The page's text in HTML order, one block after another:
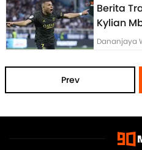
Berita
Kylian
Dananjaya
Prev